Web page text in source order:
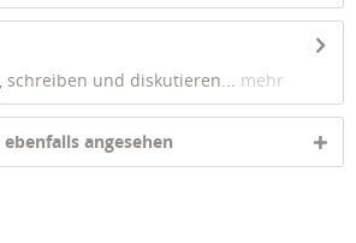
schreiben und diskutieren... mehr
angesehen